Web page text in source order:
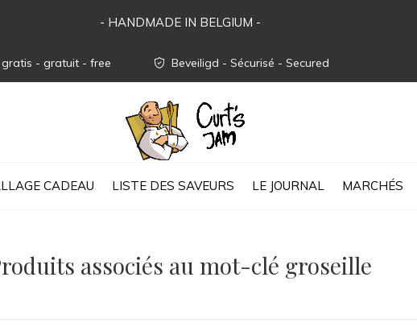
CADEAU LISTE DES SAVEURS LE JOURNAL MARCHÉS
- gratuit - free Beveiligd - Sécurisé - Secured
- HANDMADE IN BELGIUM -
associés au mot-clé groseille